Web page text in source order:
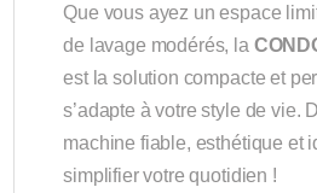
Que vous ayez un espace
de lavage modérés, la
est la solution compacte et
s’adapte à votre style de vie.
machine fiable, esthétique et
simplifier votre quotidien !